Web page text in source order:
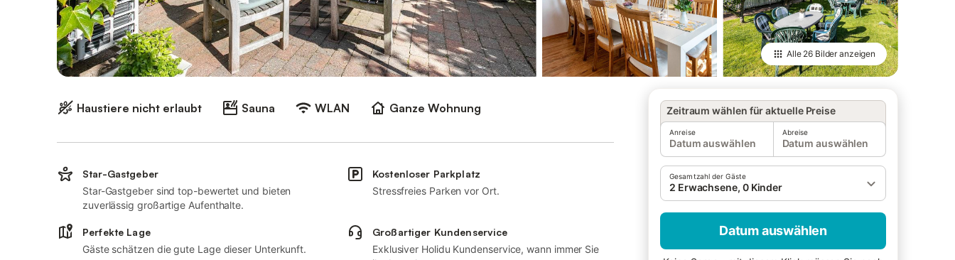
Alle 26 Bilderanzeigen
Haustiere nicht erlaubt Sauna WLAN Ganze Wohnung Zeitraum wählen für aktuelle Preise
Anreise
Datum auswählen
Abreise
Datum auswählen
Gesamtzahl der Gäste
2 Erwachsene, 0 Kinder
Datum auswählen
Star-Gastgeber
Star-Gastgeber sind top-bewertet und bieten
zuverlässig großartige Aufenthalte.
Kostenloser Parkplatz
Stressfreies Parken vor Ort.
Perfekte Lage
Gäste schätzen die gute Lage dieser Unterkunft.
Großartiger Kundenservice
Exklusiver Holidu Kundenservice, wann immer Sie